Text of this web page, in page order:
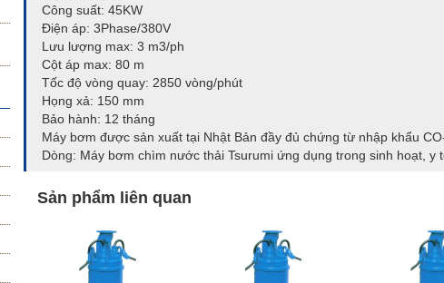
Công suất: 45KW
Điện áp: 3Phase/380V
Lưu lượng max: 3 m3/ph
Cột áp max: 80 m
Tốc độ vòng quay: 2850 vòng/phút
Họng xả: 150 mm
Bảo hành: 12 tháng
Máy bơm được sản xuất tại Nhật Bản đầy đủ chứng từ nhập khẩu
Dòng: Máy bơm chìm nước thải Tsurumi ứng dụng trong sinh hoạt, y
Sản phẩm liên quan